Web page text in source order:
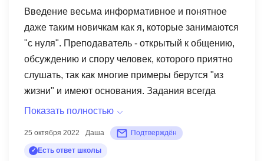
Введение весьма информативное и понятное
даже таким новичкам как я, которые занимаются
"с нуля". Преподаватель - открытый к общению,
обсуждению и спору человек, которого приятно
слушать, так как многие примеры берутся "из
жизни" и имеют основания. Задания всегда
сначала казались супер-сложными, занимали
преподнесенная ранее на вебинаре
информация легко воспринималась и была
Показать полностью
25 октября 2022 Даша Подтверждён
Есть ответ школы